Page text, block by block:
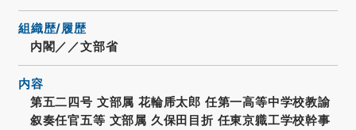
組織歴/履歴
内閣／／文部省
内容
第五二四号 文部属 花輪乕太郎 任第一高等中学校教諭
叙奏任官五等 文部属 久保田目折 任東京軄工学校幹事